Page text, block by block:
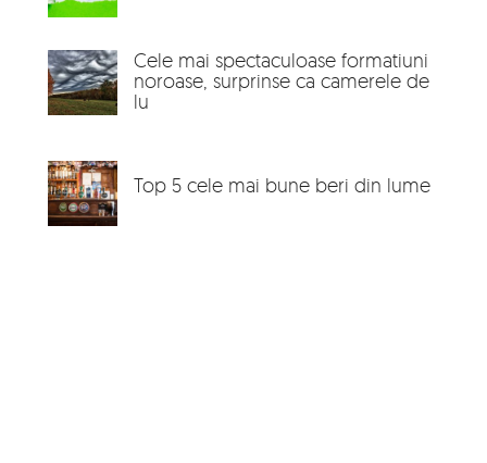
Cele mai spectaculoase formatiuni
noroase, surprinse ca camerele de
lu
Top 5 cele mai bune beri din lume